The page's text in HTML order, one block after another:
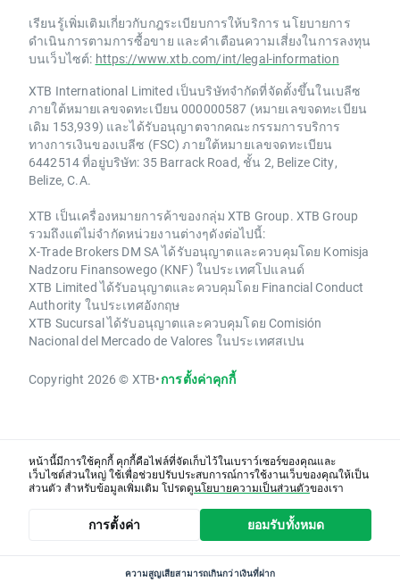
เรียนรู้เพิ่มเติมเกี่ยวกับกฎระเบียบการให้บริการ นโยบายการ
ดำเนินการตามการซื้อขาย และคำเตือนความเสี่ยงในการลงทุน
บนเว็บไซต์: https://www.xtb.com/int/legal-information
XTB International Limited เป็นบริษัทจำกัดที่จัดตั้งขึ้นในเบลีซ
ภายใต้หมายเลขจดทะเบียน 000000587 (หมายเลขจดทะเบียน
เดิม 153,939) และได้รับอนุญาตจากคณะกรรมการบริการ
ทางการเงินของเบลีซ (FSC) ภายใต้หมายเลขจดทะเบียน
6442514 ที่อยู่บริษัท: 35 Barrack Road, ชั้น 2, Belize City,
Belize, C.A.
XTB เป็นเครื่องหมายการค้าของกลุ่ม XTB Group. XTB Group
รวมถึงแต่ไม่จำกัดหน่วยงานต่างๆดังต่อไปนี้:
X-Trade Brokers DM SA ได้รับอนุญาตและควบคุมโดย Komisja
Nadzoru Finansowego (KNF) ในประเทศโปแลนด์
XTB Limited ได้รับอนุญาตและควบคุมโดย Financial Conduct
Authority ในประเทศอังกฤษ
XTB Sucursal ได้รับอนุญาตและควบคุมโดย Comisión
Nacional del Mercado de Valores ในประเทศสเปน
Copyright 2026 © XTB•การตั้งค่าคุกกี้
หน้านี้มีการใช้คุกกี้ คุกกี้คือไฟล์ที่จัดเก็บไว้ในเบราว์เซอร์ของคุณและ
เว็บไซต์ส่วนใหญ่ ใช้เพื่อช่วยปรับประสบการณ์การใช้งานเว็บของคุณให้เป็น
ส่วนตัว สำหรับข้อมูลเพิ่มเติม โปรดดูนโยบายความเป็นส่วนตัวของเรา
การตั้งค่า ยอมรับทั้งหมด
ความสูญเสียสามารถเกินกว่าเงินที่ฝาก